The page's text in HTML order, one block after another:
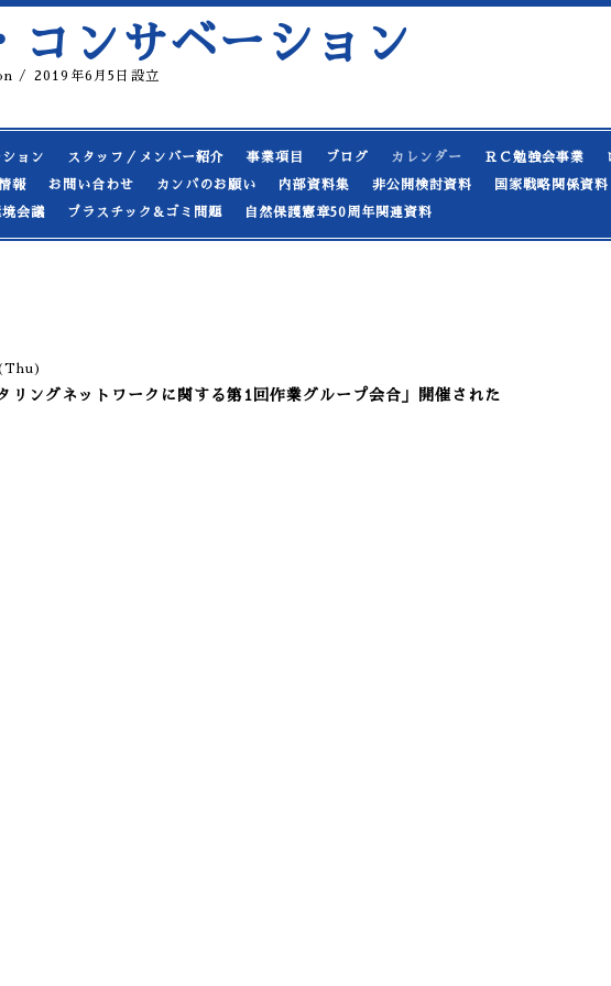
コンサベーション
/ 2019年6月5日設立
ョン スタッフ／メンバー紹介 事業項目 ブログ カレンダー ＲＣ勉強会事業
報 お問い合わせ カンパのお願い 内部資料集 非公開検討資料 国家戦略関係資料
境会議 プラスチック&ゴミ問題 自然保護憲章50周年関連資料
リングネットワークに関する第1回作業グループ会合」開催された